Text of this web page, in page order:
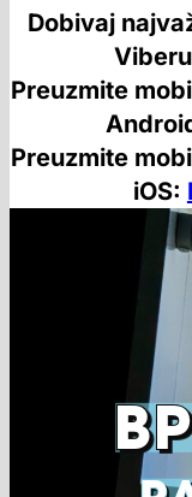
Dobivaj
Preuzmite
Preuzmite
iOS: